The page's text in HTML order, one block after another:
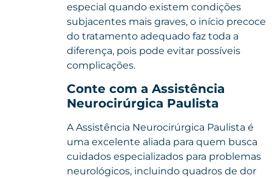
especial quando existem condições
subjacentes mais graves, o início precoce
do tratamento adequado faz toda a
diferença, pois pode evitar possíveis
complicações.
Conte com a Assistência
Neurocirúrgica Paulista
A Assistência Neurocirúrgica Paulista é
uma excelente aliada para quem busca
cuidados especializados para problemas
neurológicos, incluindo quadros de dor